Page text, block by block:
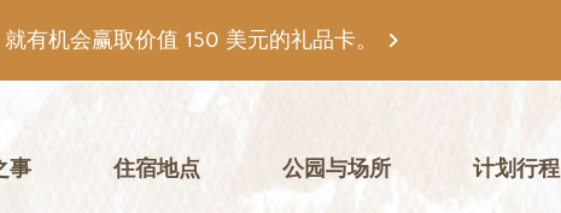
有机会赢取价值 150 美元的礼品卡。
事 住宿地点 公园与场所 计划行程